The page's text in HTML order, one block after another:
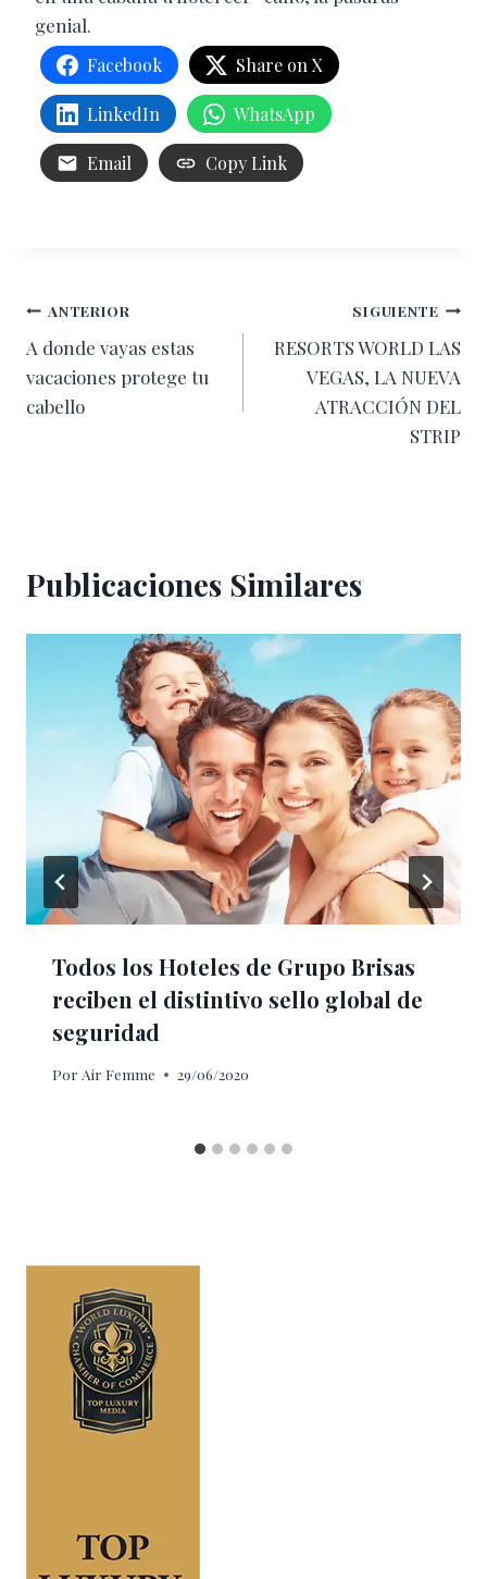
genial.
Facebook Share on X
LinkedIn WhatsApp
Email Copy Link
Navegación
de
entradas
ANTERIOR
A donde vayas estas
vacaciones protege tu
cabello
SIGUIENTE
RESORTS WORLD LAS
VEGAS, LA NUEVA
ATRACCIÓN DEL
STRIP
Publicaciones Similares
Todos los Hoteles de Grupo Brisas
reciben el distintivo sello global de
seguridad
Por Air Femme 29/06/2020